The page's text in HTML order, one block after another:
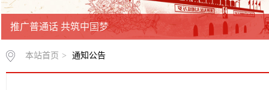
推广普通话 共筑中国梦
本站首页 > 通知公告